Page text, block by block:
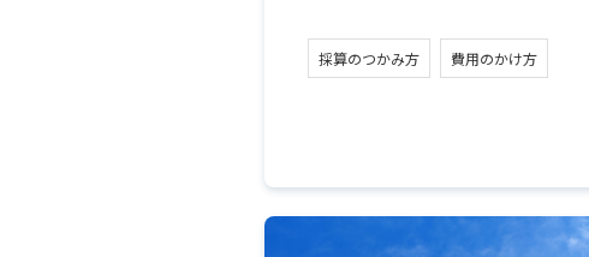
採算のつかみ方 費用のかけ方